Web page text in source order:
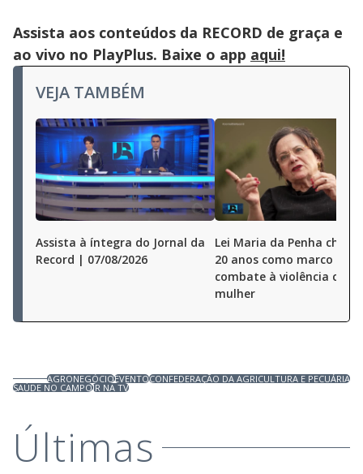
Assista aos conteúdos da RECORD de graça e
ao vivo no PlayPlus. Baixe o app aqui!
VEJA TAMBÉM
Assista à íntegra do Jornal da
Record | 07/08/2026
Lei Maria da Penha chega
20 anos como marco no
combate à violência
mulher
AGRONEGÓCIOEVENTOCONFEDERAÇÃO DA AGRICULTURA E PECUÁRIA
SAÚDE NO CAMPOJR NA TV
Últimas